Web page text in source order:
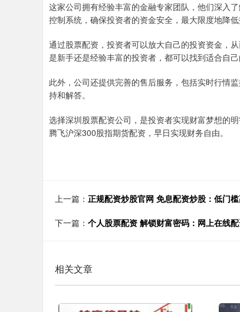
这家公司拥有经验丰富的金融专家团队，他们深入
控制系统，确保投资者的资金安全，最大限度地降低
通过股票配资，投资者可以放大自己的投资资金，
是新手还是经验丰富的投资者，都可以找到适合自己
此外，公司还提供完善的售后服务，包括实时行情
持和解答。
选择深圳股票配资公司，是投资者实现财富梦想的
腾飞沪深300股指期货配资，早日实现财务自由。
上一篇： 正规配资炒股官网 免息配资炒股：低门
下一篇： 个人股票配资 解锁财富密码：网上在线
相关文章